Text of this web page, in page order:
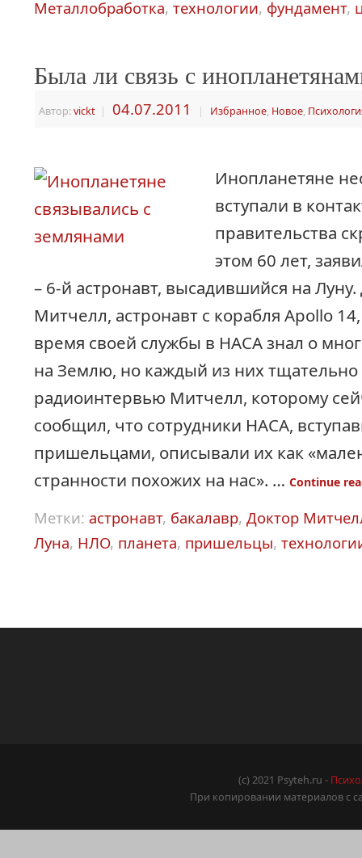
Металлобработка, технологии, фундамент,
Была ли связь с
Автор:vickt | 04.07.2011 | Избранное, Новое,
Инопланетяне
вступали в
правительства
этом 60 лет,
– 6-й астронавт, высадившийся на
Митчелл, астронавт с корабля Apollo
время своей службы в НАСА знал о
на Землю, но каждый из них тщательно
радиоинтервью Митчелл, которому
сообщил, что сотрудники НАСА,
пришельцами, описывали их как
странности похожих на нас». … Continue
Метки: астронавт, бакалавр, Доктор
Луна, НЛО, планета, пришельцы,
(c) 2021 Psyteh.ru -
При копировании материалов с